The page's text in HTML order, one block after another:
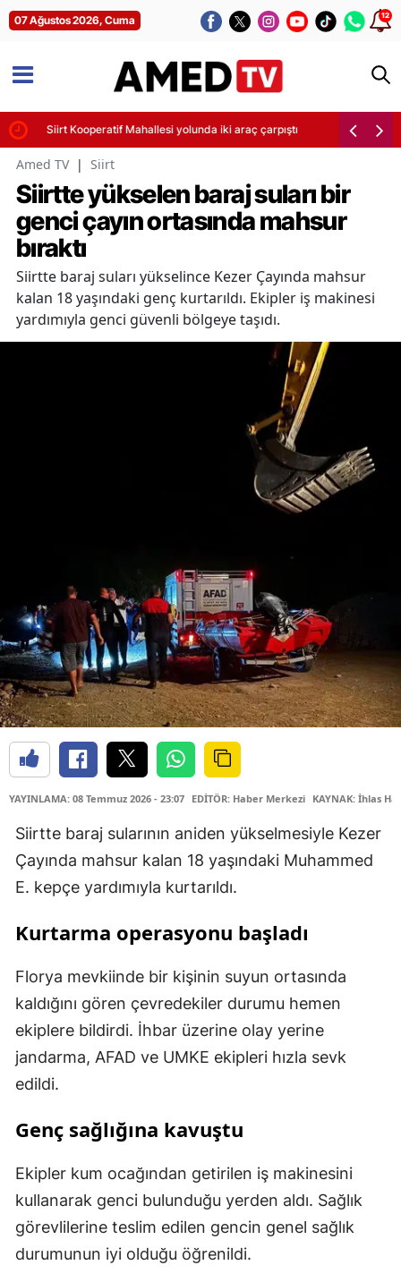
07 Ağustos 2026, Cuma 12
Siirt Kooperatif Mahallesi yolunda iki araç çarpıştı
Amed TV | Siirt
Siirtte yükselen baraj suları bir
genci çayın ortasında mahsur
bıraktı
Siirtte baraj suları yükselince Kezer Çayında mahsur
kalan 18 yaşındaki genç kurtarıldı. Ekipler iş makinesi
yardımıyla genci güvenli bölgeye taşıdı.
YAYINLAMA: 08 Temmuz 2026 - 23:07 EDİTÖR: Haber Merkezi KAYNAK: İhlas
Siirtte baraj sularının aniden yükselmesiyle Kezer
Çayında mahsur kalan 18 yaşındaki Muhammed
E. kepçe yardımıyla kurtarıldı.
Kurtarma operasyonu başladı
Florya mevkiinde bir kişinin suyun ortasında
kaldığını gören çevredekiler durumu hemen
ekiplere bildirdi. İhbar üzerine olay yerine
jandarma, AFAD ve UMKE ekipleri hızla sevk
edildi.
Genç sağlığına kavuştu
Ekipler kum ocağından getirilen iş makinesini
kullanarak genci bulunduğu yerden aldı. Sağlık
görevlilerine teslim edilen gencin genel sağlık
durumunun iyi olduğu öğrenildi.